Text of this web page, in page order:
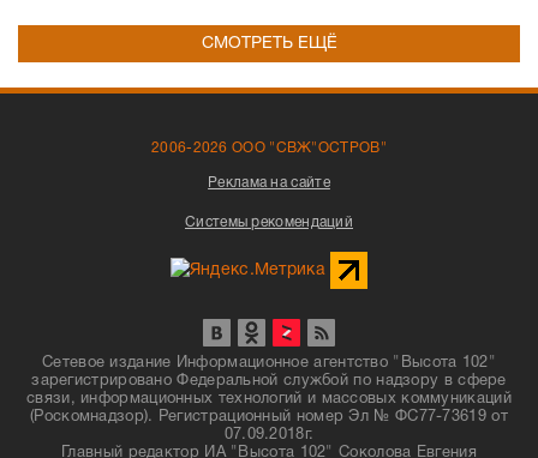
СМОТРЕТЬ ЕЩЁ
2006-2026 ООО "СВЖ"ОСТРОВ"
Реклама на сайте
Системы рекомендаций
Сетевое издание Информационное агентство "Высота 102"
зарегистрировано Федеральной службой по надзору в сфере
связи, информационных технологий и массовых коммуникаций
(Роскомнадзор). Регистрационный номер Эл № ФС77-73619 от
07.09.2018г.
Главный редактор ИА "Высота 102" Соколова Евгения